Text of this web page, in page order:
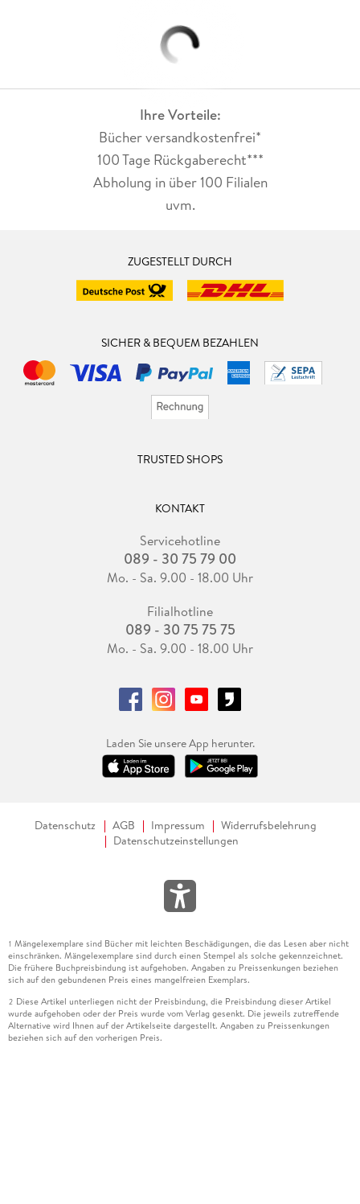
Ihre Vorteile:
Bücher versandkostenfrei*
100 Tage Rückgaberecht***
Abholung in über 100 Filialen
uvm.
ZUGESTELLT DURCH
SICHER & BEQUEM BEZAHLEN
TRUSTED SHOPS
KONTAKT
Servicehotline
089 - 30 75 79 00
Mo. - Sa. 9.00 - 18.00 Uhr
Filialhotline
089 - 30 75 75 75
Mo. - Sa. 9.00 - 18.00 Uhr
Laden Sie unsere App herunter.
Datenschutz AGB Impressum
Widerrufsbelehrung
Datenschutzeinstellungen
1 Mängelexemplare sind Bücher mit leichten Beschädigungen, die das Lesen aber nicht
einschränken. Mängelexemplare sind durch einen Stempel als solche gekennzeichnet.
Die frühere Buchpreisbindung ist aufgehoben. Angaben zu Preissenkungen beziehen
sich auf den gebundenen Preis eines mangelfreien Exemplars.
2 Diese Artikel unterliegen nicht der Preisbindung, die Preisbindung dieser Artikel
wurde aufgehoben oder der Preis wurde vom Verlag gesenkt. Die jeweils zutreffende
Alternative wird Ihnen auf der Artikelseite dargestellt. Angaben zu Preissenkungen
beziehen sich auf den vorherigen Preis.